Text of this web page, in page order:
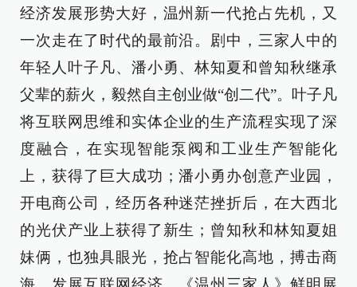
经济发展形势大好，温州新一代抢占先机，又
一次走在了时代的最前沿。剧中，三家人中的
年轻人叶子凡、潘小勇、林知夏和曾知秋继承
父辈的薪火，毅然自主创业做“创二代”。叶子凡
将互联网思维和实体企业的生产流程实现了深
度融合，在实现智能泵阀和工业生产智能化
上，获得了巨大成功；潘小勇办创意产业园，
开电商公司，经历各种迷茫挫折后，在大西北
的光伏产业上获得了新生；曾知秋和林知夏姐
妹俩，也独具眼光，抢占智能化高地，搏击商